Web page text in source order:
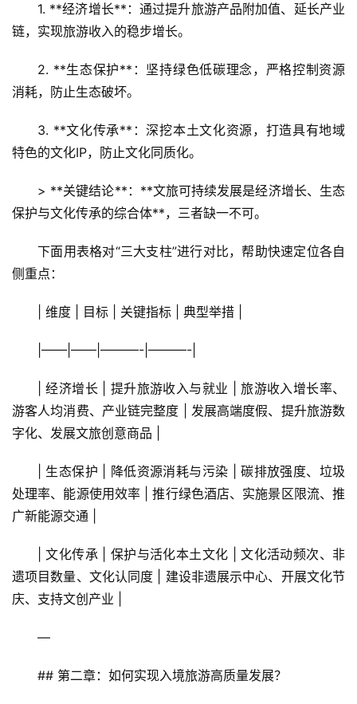
1. **经济增长**：通过提升旅游产品附加值、延长产业
链，实现旅游收入的稳步增长。
2. **生态保护**：坚持绿色低碳理念，严格控制资源
消耗，防止生态破坏。
3. **文化传承**：深挖本土文化资源，打造具有地域
特色的文化IP，防止文化同质化。
> **关键结论**：**文旅可持续发展是经济增长、生态
保护与文化传承的综合体**，三者缺一不可。
下面用表格对“三大支柱”进行对比，帮助快速定位各自
侧重点：
| 维度 | 目标 | 关键指标 | 典型举措 |
|——|——|———-|———-|
| 经济增长 | 提升旅游收入与就业 | 旅游收入增长率、
游客人均消费、产业链完整度 | 发展高端度假、提升旅游数
字化、发展文旅创意商品 |
| 生态保护 | 降低资源消耗与污染 | 碳排放强度、垃圾
处理率、能源使用效率 | 推行绿色酒店、实施景区限流、推
广新能源交通 |
| 文化传承 | 保护与活化本土文化 | 文化活动频次、非
遗项目数量、文化认同度 | 建设非遗展示中心、开展文化节
庆、支持文创产业 |
—
## 第二章：如何实现入境旅游高质量发展？